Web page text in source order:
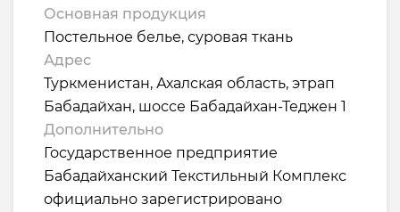
Основная продукция
Постельное белье, суровая ткань
Адрес
Туркменистан, Ахалская область, этрап
Бабадайхан, шоссе Бабадайхан-Теджен 1
Дополнительно
Государственное предприятие
Бабадайханский Текстильный Комплекс
официально зарегистрировано